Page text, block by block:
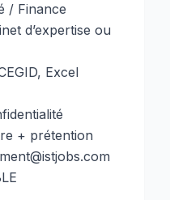
/ Finance
d’expertise ou
Excel
+ prétention